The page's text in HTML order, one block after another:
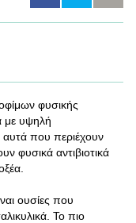
φυσικής
με υψηλή
αυτά που περιέχουν
φυσικά αντιβιοτικά
ουσίες που
Το πιο